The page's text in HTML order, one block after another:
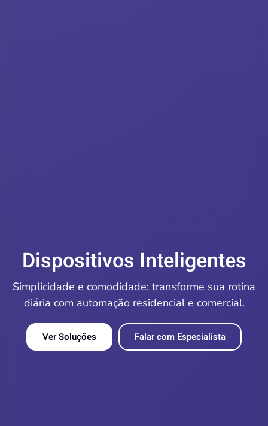
Dispositivos Inteligentes
Simplicidade e comodidade: transforme sua rotina
diária com automação residencial e comercial.
Ver Soluções Falar com Especialista